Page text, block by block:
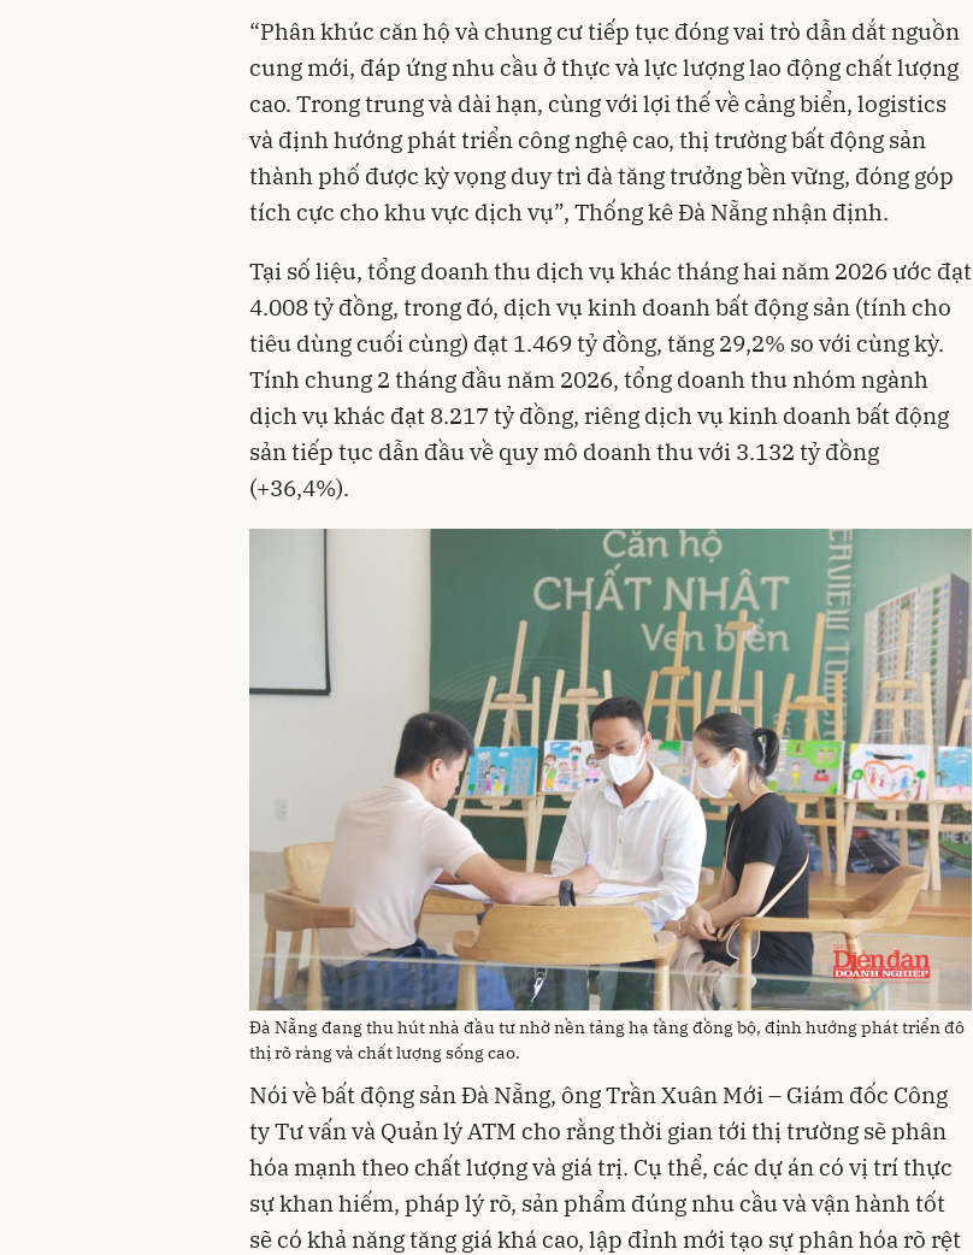
“Phân khúc căn hộ và chung cư tiếp tục đóng vai trò dẫn dắt nguồn
cung mới, đáp ứng nhu cầu ở thực và lực lượng lao động chất lượng
cao. Trong trung và dài hạn, cùng với lợi thế về cảng biển, logistics
và định hướng phát triển công nghệ cao, thị trường bất động sản
thành phố được kỳ vọng duy trì đà tăng trưởng bền vững, đóng góp
tích cực cho khu vực dịch vụ”, Thống kê Đà Nẵng nhận định.
Tại số liệu, tổng doanh thu dịch vụ khác tháng hai năm 2026 ước đạt
4.008 tỷ đồng, trong đó, dịch vụ kinh doanh bất động sản (tính cho
tiêu dùng cuối cùng) đạt 1.469 tỷ đồng, tăng 29,2% so với cùng kỳ.
Tính chung 2 tháng đầu năm 2026, tổng doanh thu nhóm ngành
dịch vụ khác đạt 8.217 tỷ đồng, riêng dịch vụ kinh doanh bất động
sản tiếp tục dẫn đầu về quy mô doanh thu với 3.132 tỷ đồng
(+36,4%).
Đà Nẵng đang thu hút nhà đầu tư nhờ nền tảng hạ tầng đồng bộ, định hướng phát triển đô
thị rõ ràng và chất lượng sống cao.
Nói về bất động sản Đà Nẵng, ông Trần Xuân Mới – Giám đốc Công
ty Tư vấn và Quản lý ATM cho rằng thời gian tới thị trường sẽ phân
hóa mạnh theo chất lượng và giá trị. Cụ thể, các dự án có vị trí thực
sự khan hiếm, pháp lý rõ, sản phẩm đúng nhu cầu và vận hành tốt
sẽ có khả năng tăng giá khá cao, lập đỉnh mới tạo sự phân hóa rõ rệt